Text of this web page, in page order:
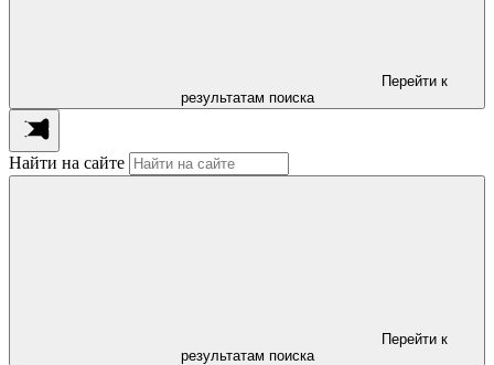
Перейти к
результатам поиска
Найти на сайте
Перейти к
результатам поиска